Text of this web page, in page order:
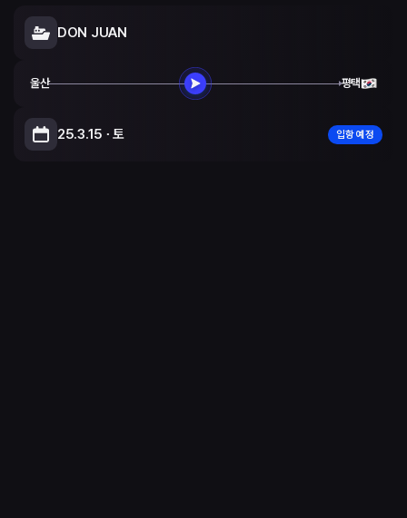
DON JUAN
울산 평택
25.3.15 ∙ 토 입항 예정